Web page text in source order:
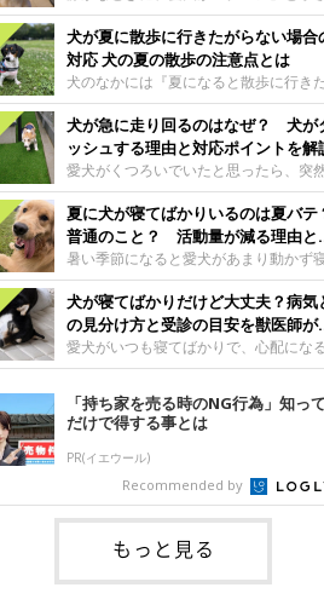
鳴いたり、鼻を鳴らすような音を出し
することはありませんか？ 大きく吠え
わけではない分、「不安なの？それとも
かお願いしているの？」と気になる飼
さんもいるかもしれません。今回は、
クーンと鳴く理由や鼻鳴らしの背景、
め方と対応のポイントなどについて、い
のきもち獣医師相談室の原 駿太朗先生
伺いました。クーンと鳴くのはどんな
ち？いぬのきもち投稿写真ギャラリー犬
クーンと小さく鳴くときは、何らかの感
を伝えようとしている場合があると考え
れています。大
犬が夏に散歩に行きたがらない場合
対応 犬の夏の散歩の注意点とは
犬のなかには『夏になると散歩に行き
らない、歩かなくなる』『暑い季節は
の気配を察すると涼しい部屋から出よ
しない』など散歩に行きたがらないコ
るようです。愛犬の運動をさせてあげ
のに、散歩に行きたがらない。このよ
場合はどう対応すればよいのでしょうか
「愛犬が夏に散歩に行きたがらない場合
対応」について、いぬのきもち獣医師
室の白山さとこ先生に聞きました。Q.
犬の散歩に行くときの注意点は？ いぬ
きもち投稿写真ギャラリーーー夏に愛犬
散歩に行くときは、どのようなことに注
をするとよい
犬が急に走り回るのはなぜ？ 犬が
ッシュする理由と対応ポイントを解
愛犬がくつろいでいたと思ったら、突
屋の中を走り回り始める――そんな様
驚いたことはありませんか？ 急な動き
「何が起きているの？」と戸惑う飼い主
んも多いでしょう。落ち着いていたは
のに、急にスイッチが入ったように見
と不安になることもあります。今回は、
が急に走り回る理由や見極め方などにつ
て、いぬのきもち獣医師相談室の岡本
先生に伺いました。犬が急に走り回る
ラリー犬が突然走り回る行動は、必ず
珍しいものではないと考えられています
体にたまったエ
夏に犬が寝てばかりいるのは夏バテ
普通のこと？ 活動量が減る理由と
策とは
暑い季節になると愛犬があまり動かず
ばかりだと感じる飼い主さんはいませ
か？その様子に、愛犬が夏バテで疲れて
るのか、元気がないのかなど不安に感じ
方もいるのではないかと思います。 で
は、犬が寝てばかりいるときに対処が
かを見極める方法はあるのでしょうか？
「犬の活動量が夏に減る理由と対策」
いて、いぬのきもち獣医師相談室の山口
き先生に話を聞きました。Q. 夏に犬の活
動量が減る理由は？ いぬのきもち投稿
真ギャラリーーー夏に愛犬の活動量が減
と感じる飼い主さんもいるようです。理
としてどのようなこ
犬が寝てばかりだけど大丈夫？病気
の見分け方と受診の目安を獣医師が
説
愛犬がいつも寝てばかりで、心配にな
とはありませんか？今回は、犬の睡眠
や気を付けたほうがよい睡眠・心配ない
眠の違い、犬が寝てばかりいるときの
法について、いぬのきもち獣医師相談室
岡本りさ先生に聞きました。そもそも犬
睡眠時間はどれくらい？いぬのきもち投
写真ギャラリー――一般的に、犬は1
何時間くらい睡眠をとるのでしょうか？
本先生： 「犬の睡眠時間は、一般的に、
子犬のときは18～20時間程度、成犬は12
～15時間程度、シニア犬になると18～20
「持ち家を売る時のNG行為」知っ
だけで得する事とは
PR(イエウール)
Recommended by
もっと見る